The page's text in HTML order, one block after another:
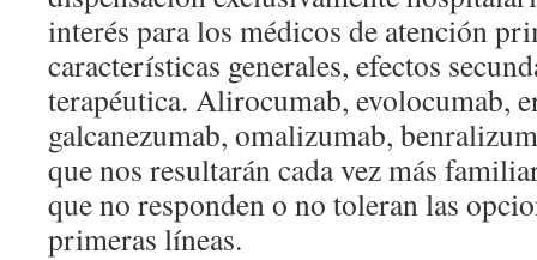
interés para los médicos de atención
características generales, efectos
terapéutica. Alirocumab, evolocumab,
galcanezumab, omalizumab,
que nos resultarán cada vez más
que no responden o no toleran las
primeras líneas.